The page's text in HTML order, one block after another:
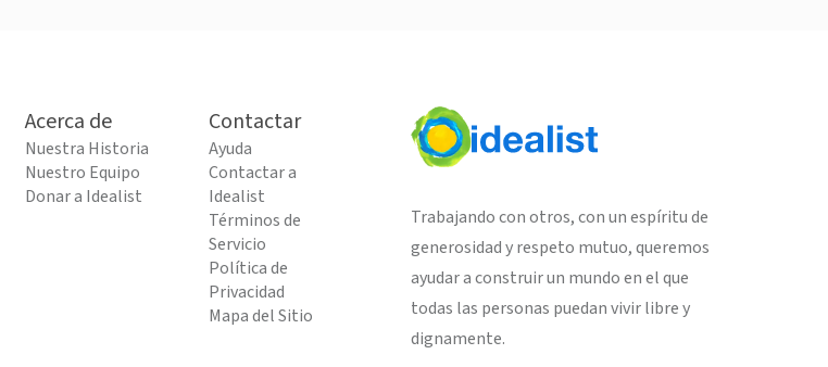
Acerca de
Nuestra Historia
Nuestro Equipo
Donar a Idealist
Contactar
Ayuda
Contactar a
Idealist
Términos de
Servicio
Política de
Privacidad
Mapa del Sitio
Trabajando con otros, con un espíritu de
generosidad y respeto mutuo, queremos
ayudar a construir un mundo en el que
todas las personas puedan vivir libre y
dignamente.